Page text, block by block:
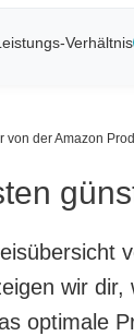
Verhältnis
der Amazon
wir
optimale